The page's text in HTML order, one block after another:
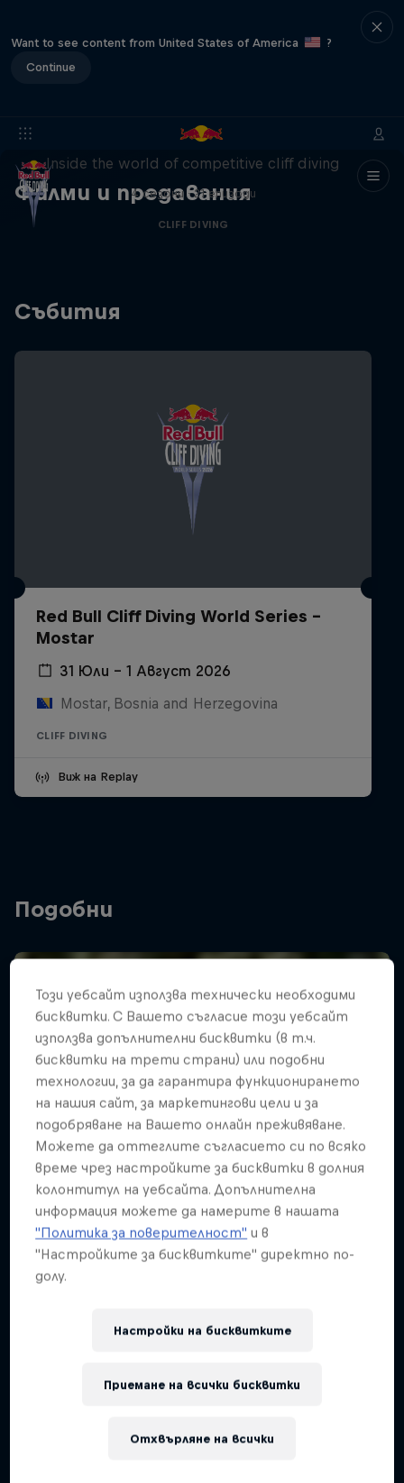
Want to see content from United States of America
?
Continue
Филми и предавания
More than a Dive
Inside the world of competitive cliff diving
4 сезони · 21 епизоди
CLIFF DIVING
Събития
Red Bull Cliff Diving World Series -
Mostar
31 Юли – 1 Август 2026
Mostar, Bosnia and Herzegovina
CLIFF DIVING
Виж на Replay
Подобни
A return to the Red Bull Cliff Diving World
CLIFF DIVING
Този уебсайт използва технически необходими
бисквитки. С Вашето съгласие този уебсайт
използва допълнителни бисквитки (в т.ч.
бисквитки на трети страни) или подобни
технологии, за да гарантира функционирането
на нашия сайт, за маркетингови цели и за
подобряване на Вашето онлайн преживяване.
Можете да оттеглите съгласието си по всяко
време чрез настройките за бисквитки в долния
колонтитул на уебсайта. Допълнителна
информация можете да намерите в нашата
"Политика за поверителност" и в
"Настройките за бисквитките" директно по-
долу.
Настройки на бисквитките
Отхвърляне на всички
Приемане на всички бисквитки